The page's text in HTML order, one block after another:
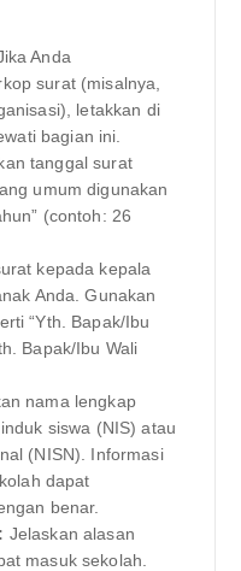
Anda
surat (misalnya,
letakkan di
bagian ini.
tanggal surat
umum digunakan
(contoh: 26
kepada kepala
Anda. Gunakan
“Yth. Bapak/Ibu
Bapak/Ibu Wali
nama lengkap
siswa (NIS) atau
(NISN). Informasi
dapat
benar.
Jelaskan alasan
masuk sekolah.